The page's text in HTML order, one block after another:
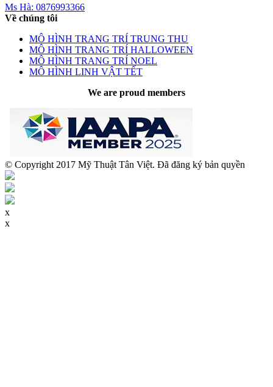
Ms Hà: 0876993366
Về chúng tôi
MÔ HÌNH TRANG TRÍ TRUNG THU
MÔ HÌNH TRANG TRÍ HALLOWEEN
MÔ HÌNH TRANG TRÍ NOEL
MÔ HÌNH LINH VẬT TẾT
We are proud members
© Copyright 2017 Mỹ Thuật Tân Việt. Đã đăng ký bản quyền
x
x